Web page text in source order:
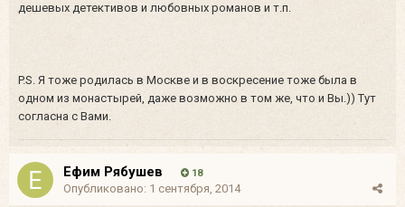
дешевых детективов и любовных романов и т.п.
P.S. Я тоже родилась в Москве и в воскресение тоже была в
одном из монастырей, даже возможно в том же, что и Вы.)) Тут
согласна с Вами.
Ефим Рябушев 18
Опубликовано: 1 сентября, 2014